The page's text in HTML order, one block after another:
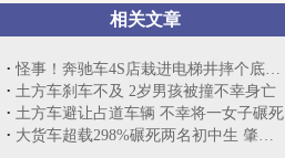
相关文章
怪事！奔驰车4S店栽进电梯井摔个底朝天
土方车刹车不及 2岁男孩被撞不幸身亡
土方车避让占道车辆 不幸将一女子碾死
大货车超载298%碾死两名初中生 肇事司机被捕